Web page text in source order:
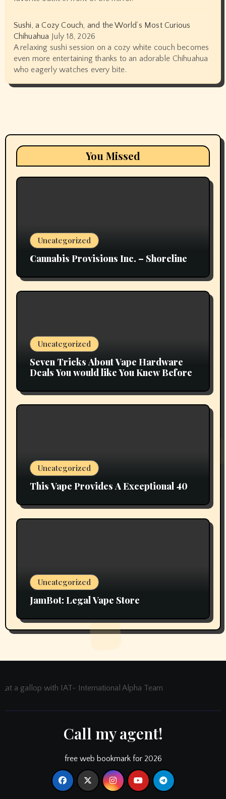
Sushi, a Cozy Couch, and the World’s Most Curious
Chihuahua July 18, 2026
A relaxing sushi session on a cozy white couch becomes
even more entertaining thanks to an adorable Chihuahua
who eagerly watches every bite.
You Missed
Uncategorized
Cannabis Provisions Inc. – Shoreline
Uncategorized
Seven Tricks About Vape Hardware
Deals You would like You Knew Before
Uncategorized
This Vape Provides A Exceptional 40
Uncategorized
JamBot: Legal Vape Store
at a gallop with IAT- International Alpha Team
Call my agent!
free web bookmark for 2026